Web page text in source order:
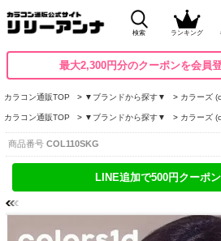
検索 ランキング
最大2,300円分のクーポンを会員
カラコン通販TOP ▼ブランドから探す▼ カラーズ
カラコン通販TOP ▼ブランドから探す▼ カラーズ
商品番号 COL110SKG
LINE追加で500円クーポ